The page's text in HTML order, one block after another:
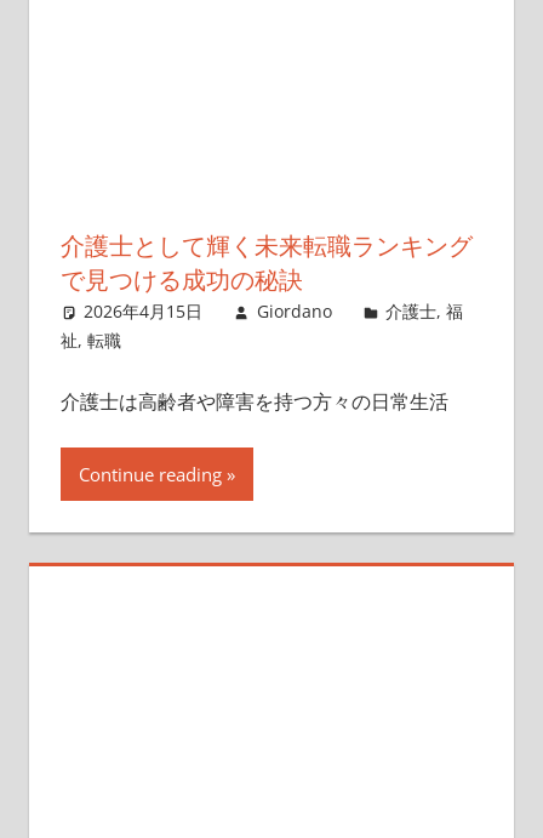
介護士として輝く未来転職ランキング
で見つける成功の秘訣
2026年4月15日 Giordano 介護士,福
祉, 転職
介護士は高齢者や障害を持つ方々の日常生活
Continue reading